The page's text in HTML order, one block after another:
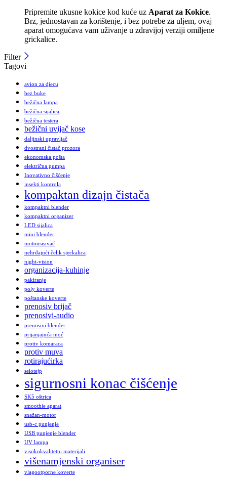
Pripremite ukusne kokice kod kuće uz Aparat za Kokice.
Brz, jednostavan za korištenje, i bez potrebe za uljem, ovaj
aparat omogućava vam uživanje u zdravijoj verziji omiljene
grickalice.
Filter
Tagovi
avion za djecu
bez buke
bežična lampa
bežična sijalica
bežična testera
bežični uvijač kose
daljinski upravljač
dvostrani čistač prozora
ekonomska pošta
električna pumpa
Inovativno čišćenje
insekti kontrola
kompaktan dizajn čistača
kompaktni blender
kompaktni organizer
LED sijalica
mini blender
motousisivač
nehrđajući čelik sjeckalica
night-vision
organizacija-kuhinje
pakiranje
poly koverte
poštanske koverte
prenosiv brijač
prenosivi-audio
prenosivi blender
prijanjajuća moć
protiv komaraca
protiv muva
rotirajućirka
selotejp
sigurnosni konac čišćenje
SK5 oštrica
smoothie aparat
snažan-motor
usb-c punjenje
USB punjenje blender
UV lampa
visokokvalitetni materijali
višenamjenski organiser
vlagootporne koverte